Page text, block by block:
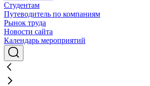
Студентам
Путеводитель по компаниям
Рынок труда
Новости сайта
Календарь мероприятий